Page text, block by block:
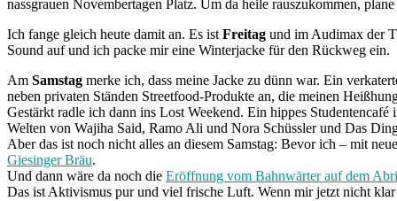
nassgrauen Novembertagen Platz. Um da heile rauszukommen,
Ich fange gleich heute damit an. Es istFreitag und im Audimax der
Sound auf und ich packe mir eine Winterjacke für den Rückweg ein.
Am Samstag merke ich, dass meine Jacke zu dünn war. Ein
neben privaten Ständen Streetfood-Produkte an, die meinen
Gestärkt radle ich dann ins Lost Weekend. Ein hippes
Welten von Wajiha Said, Ramo Ali und Nora Schüssler und Das
Aber das ist noch nicht alles an diesem Samstag: Bevor ich – mit
Giesinger Bräu.
Und dann wäre da noch die Eröffnung vom Bahnwärter auf dem
Das ist Aktivismus pur und viel frische Luft. Wenn mir jetzt nicht